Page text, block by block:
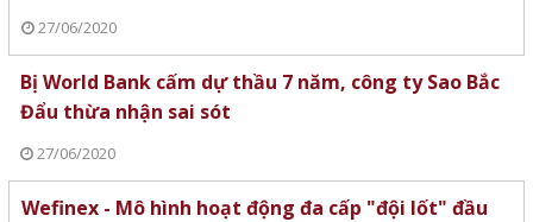
27/06/2020
Bị World Bank cấm dự thầu 7 năm, công ty Sao Bắc
Đẩu thừa nhận sai sót
27/06/2020
Wefinex - Mô hình hoạt động đa cấp "đội lốt" đầu